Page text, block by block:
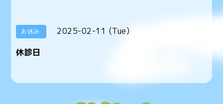
お休み
2025-02-11 (Tue)
休診日